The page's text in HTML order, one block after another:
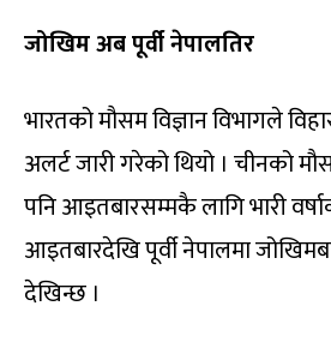
जोखिम अब पूर्वी नेपालतिर
भारतको मौसम विज्ञान विभागले
अलर्ट जारी गरेको थियो । चीनको
पनि आइतबारसम्मकै लागि भारी
आइतबारदेखि पूर्वी नेपालमा
देखिन्छ ।